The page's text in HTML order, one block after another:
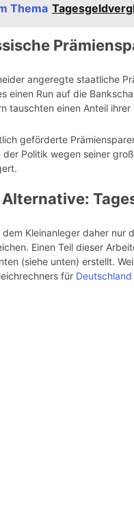
Thema
angeregte staatliche
einen Run auf die
tauschten einen Anteil
geförderte
der Politik wegen seiner
Kleinanleger daher nur
Einen Teil dieser
(siehe unten) erstellt.
für Deutschland